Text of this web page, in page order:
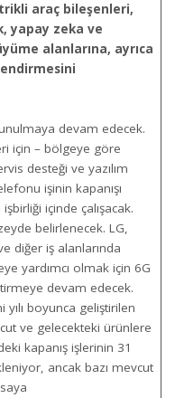
araç bileşenleri,
yapay zeka ve
alanlarına, ayrıca
devam edecek.
için – bölgeye göre
desteği ve yazılım
işinin kapanışı
içinde çalışacak.
belirlenecek. LG,
diğer iş alanlarında
yardımcı olmak için 6G
devam edecek.
yılı boyunca geliştirilen
ve gelecekteki ürünlere
kapanış işlerinin 31
ancak bazı mevcut